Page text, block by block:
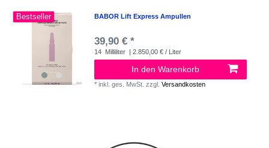
Bestseller BABOR Lift Express Ampullen
39,90 € *
14 Milliliter | 2.850,00 € / Liter
In den Warenkorb
*inkl. ges. MwSt. zzgl.Versandkosten